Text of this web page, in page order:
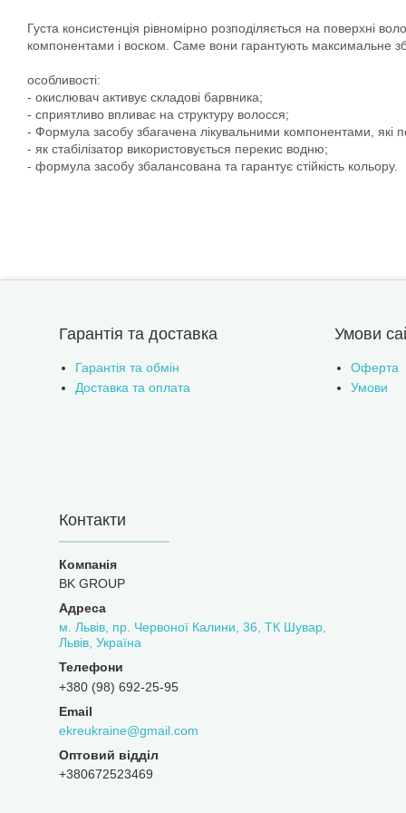
Густа консистенція рівномірно розподіляється на поверхні
компонентами і воском. Саме вони гарантують максимальне
особливості:
- окислювач активує складові барвника;
- сприятливо впливає на структуру волосся;
- Формула засобу збагачена лікувальними компонентами, які
- як стабілізатор використовується перекис водню;
- формула засобу збалансована та гарантує стійкість кольору.
Гарантія та доставка
Гарантія та обмін
Доставка та оплата
Умови
Оферта
Умови
Контакти
BK GROUP
м. Львів, пр. Червоної Калини, 36, ТК Шувар,
Львів, Україна
+380 (98) 692-25-95
ekreukraine@gmail.com
Оптовий відділ
+380672523469